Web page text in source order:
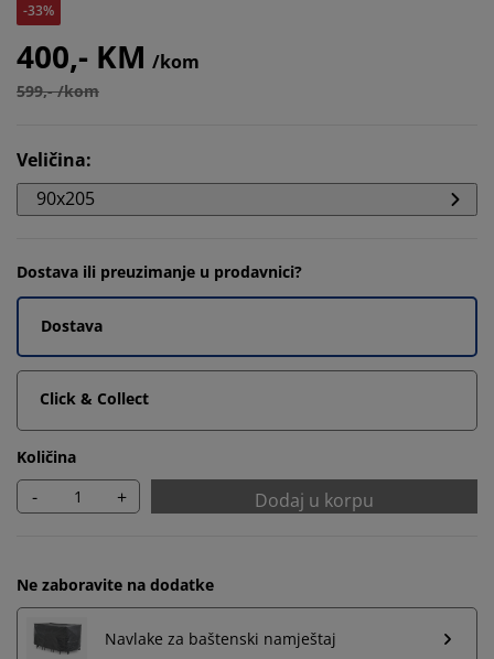
-33%
400,- KM /kom
599,- /kom
Veličina:
90x205
Dostava ili preuzimanje u prodavnici?
Dostava
Click & Collect
Količina
- + Dodaj u korpu
Ne zaboravite na dodatke
Navlake za baštenski namještaj